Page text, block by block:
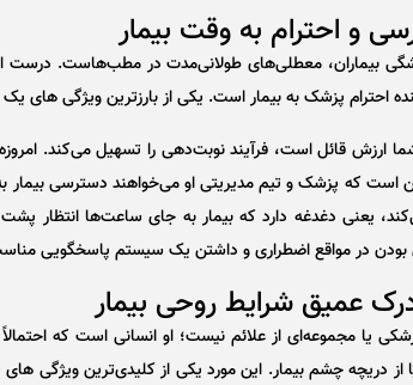
بیماران، معطلی‌های طولانی‌مدت در مطب‌هاست. درست
احترام پزشک به بیمار است. یکی از بارزترین ویژگی
ارزش قائل است، فرآیند نوبت‌دهی را تسهیل می‌کند. امروزه
است که پزشک و تیم مدیریتی او می‌خواهند دسترسی بیمار
یعنی دغدغه دارد که بیمار به جای ساعت‌ها انتظار
در مواقع اضطراری و داشتن یک سیستم پاسخگویی
از دریچه چشم بیمار. این مورد یکی از کلیدی‌ترین